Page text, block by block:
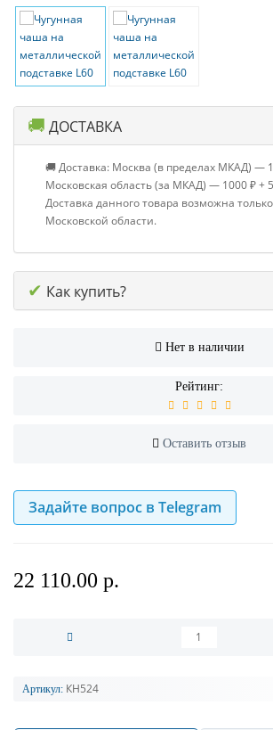
🚚 ДОСТАВКА
🚚 Доставка: Москва (в пределах МКАД) —
Московская область (за МКАД) — 1000 ₽ +
Доставка данного товара возможна
Московской области.
✔ Как купить?
Нет в наличии
Рейтинг:
Оставить отзыв
Задайте вопрос в Telegram
22 110.00 р.
Артикул: КН524